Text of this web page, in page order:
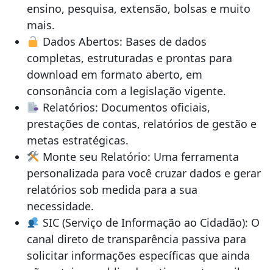
ensino, pesquisa, extensão, bolsas e muito
mais.
Dados Abertos: Bases de dados
completas, estruturadas e prontas para
download em formato aberto, em
consonância com a legislação vigente.
Relatórios: Documentos oficiais,
prestações de contas, relatórios de gestão e
metas estratégicas.
Monte seu Relatório: Uma ferramenta
personalizada para você cruzar dados e gerar
relatórios sob medida para a sua
necessidade.
SIC (Serviço de Informação ao Cidadão): O
canal direto de transparência passiva para
solicitar informações específicas que ainda